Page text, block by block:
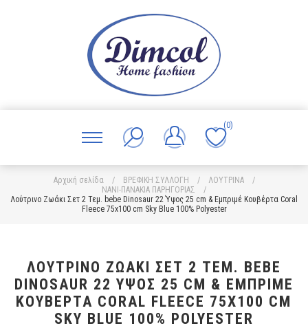
(0)
Αρχική σελίδα / ΒΡΕΦΙΚΗ ΣΥΛΛΟΓΗ / ΛΟΥΤΡΙΝΑ
/
ΝΑΝΙ-ΠΑΝΑΚΙΑ ΠΑΡΗΓΟΡΙΑΣ
/
Λούτρινο Ζωάκι Σετ 2 Τεμ. bebe Dinosaur 22 Ύψος 25 cm & Εμπριμέ Κουβέρτα Coral
Fleece 75x100 cm Sky Blue 100% Polyester
ΛΟΎΤΡΙΝΟ ΖΩΆΚΙ ΣΕΤ 2 ΤΕΜ. BEBE
DINOSAUR 22 ΎΨΟΣ 25 CM & ΕΜΠΡΙΜΈ
ΚΟΥΒΈΡΤΑ CORAL FLEECE 75X100 CM
SKY BLUE 100% POLYESTER